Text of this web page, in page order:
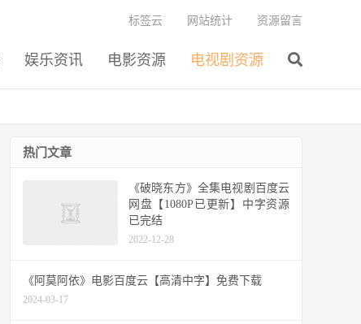
娱乐资讯 电影资源 电视剧资源
标签云 网站统计 资源留言
热门文章
《破晓东方》全集电视剧百度云
网盘【1080P已更新】中字资源
已完结
2022-12-28
《阿莫阿依》电影百度云【高清中字】免费下载
2024-03-17